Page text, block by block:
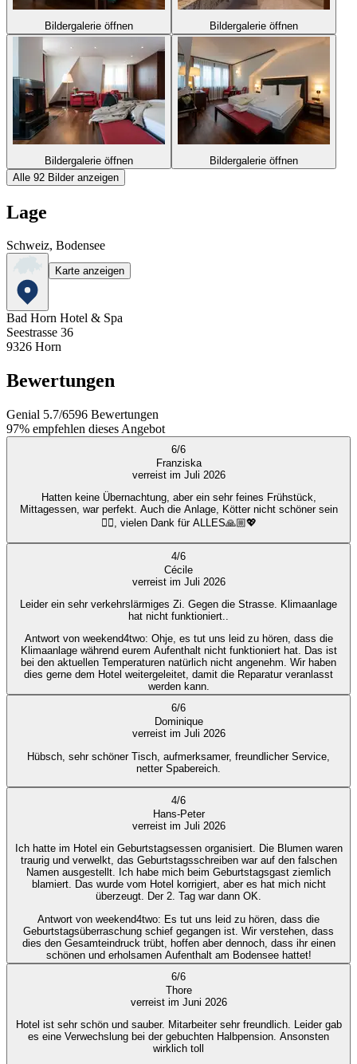
Bildergalerie öffnen Bildergalerie öffnen
Bildergalerie öffnen
Bildergalerie öffnen
Alle 92 Bilder anzeigen
Lage
Schweiz, Bodensee
Karte anzeigen
Bad Horn Hotel & Spa
Seestrasse 36
9326 Horn
Bewertungen
Genial 5.7/6596 Bewertungen
97% empfehlen dieses Angebot
6/6
Franziska
verreist im Juli 2026
Hatten keine Übernachtung, aber ein sehr feines Frühstück,
Mittagessen, war perfekt. Auch die Anlage, Kötter nicht schöner sein
👌🏼, vielen Dank für ALLES🙏🏼💖
4/6
Cécile
verreist im Juli 2026
Leider ein sehr verkehrslärmiges Zi. Gegen die Strasse. Klimaanlage
hat nicht funktioniert..
Antwort von weekend4two: Ohje, es tut uns leid zu hören, dass die
Klimaanlage während eurem Aufenthalt nicht funktioniert hat. Das ist
bei den aktuellen Temperaturen natürlich nicht angenehm. Wir haben
dies gerne dem Hotel weitergeleitet, damit die Reparatur veranlasst
werden kann.
6/6
Dominique
verreist im Juli 2026
Hübsch, sehr schöner Tisch, aufmerksamer, freundlicher Service,
netter Spabereich.
4/6
Hans-Peter
verreist im Juli 2026
Ich hatte im Hotel ein Geburtstagsessen organisiert. Die Blumen waren
traurig und verwelkt, das Geburtstagsschreiben war auf den falschen
Namen ausgestellt. Ich habe mich beim Geburtstagsgast ziemlich
blamiert. Das wurde vom Hotel korrigiert, aber es hat mich nicht
überzeugt. Der 2. Tag war dann OK.
Antwort von weekend4two: Es tut uns leid zu hören, dass die
Geburtstagsüberraschung schief gegangen ist. Wir verstehen, dass
dies den Gesamteindruck trübt, hoffen aber dennoch, dass ihr einen
schönen und erholsamen Aufenthalt am Bodensee hattet!
6/6
Thore
verreist im Juni 2026
Hotel ist sehr schön und sauber. Mitarbeiter sehr freundlich. Leider gab
es eine Verwechslung bei der gebuchten Halbpension. Ansonsten
wirklich toll